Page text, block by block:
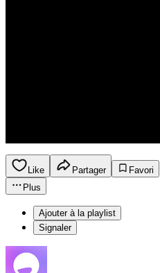
Like Partager
Favori
Plus
Ajouter à la playlist
Signaler